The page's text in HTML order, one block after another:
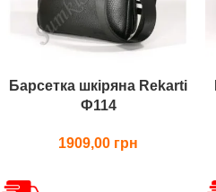
Барсетка шкіряна Rekarti
Ф114
1909,00